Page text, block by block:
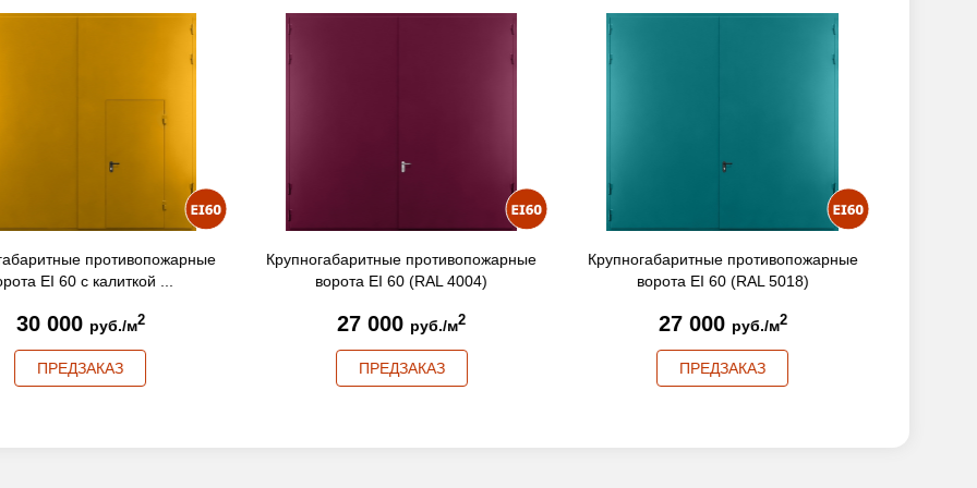
противопожарные
ворота EI 60 (RAL 4004)
27 000руб./м
ПРЕДЗАКАЗ
Крупногабаритные противопожарные
ворота EI 60 (RAL 5018)
27 000руб./м
ПРЕДЗАКАЗ
Распашные противопожарные ворота EI
60 (RAL 4004)
22 000руб./м
ПРЕДЗАКАЗ